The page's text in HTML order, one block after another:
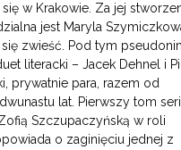
w Krakowie. Za jej
jest Maryla
się zwieść. Pod tym
literacki – Jacek Dehnel i
prywatnie para, razem od
lat. Pierwszy tom
Szczupaczyńską w roli
o zaginięciu jednej z